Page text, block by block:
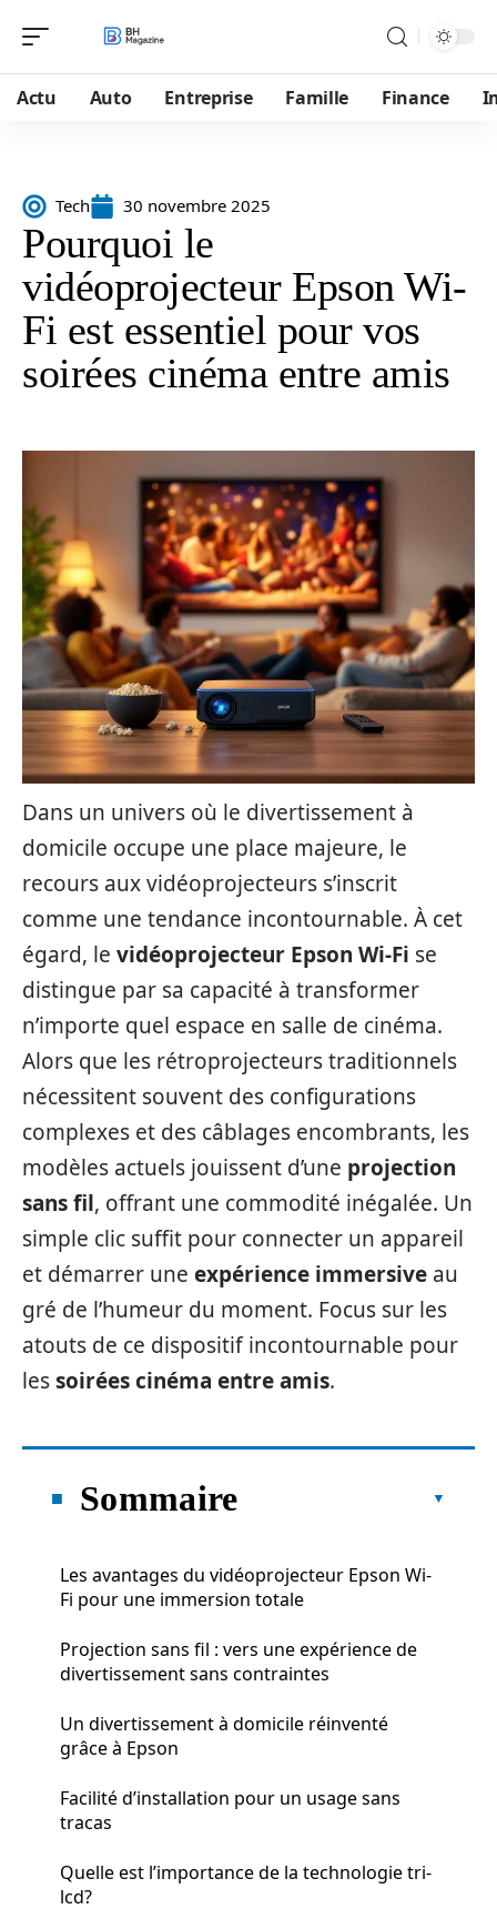
Actu Auto Entreprise Famille Finance
Tech 30 novembre 2025
Pourquoi le
vidéoprojecteur Epson Wi-
Fi est essentiel pour vos
soirées cinéma entre amis
Dans un univers où le divertissement à
domicile occupe une place majeure, le
recours aux vidéoprojecteurs s’inscrit
comme une tendance incontournable. À cet
égard, le vidéoprojecteur Epson Wi-Fi se
distingue par sa capacité à transformer
n’importe quel espace en salle de cinéma.
Alors que les rétroprojecteurs traditionnels
nécessitent souvent des configurations
complexes et des câblages encombrants, les
modèles actuels jouissent d’une projection
sans fil, offrant une commodité inégalée. Un
simple clic suffit pour connecter un appareil
et démarrer une expérience immersive au
gré de l’humeur du moment. Focus sur les
atouts de ce dispositif incontournable pour
lessoirées cinéma entre amis.
Sommaire
Les avantages du vidéoprojecteur Epson Wi-
Fi pour une immersion totale
Projection sans fil : vers une expérience de
divertissement sans contraintes
Un divertissement à domicile réinventé
grâce à Epson
Facilité d’installation pour un usage sans
tracas
Quelle est l’importance de la technologie tri-
lcd?